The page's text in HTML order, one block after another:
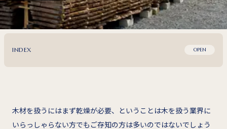
INDEX OPEN
木材を扱うにはまず乾燥が必要、ということは木を扱う業界に
いらっしゃらない方でもご存知の方は多いのではないでしょう